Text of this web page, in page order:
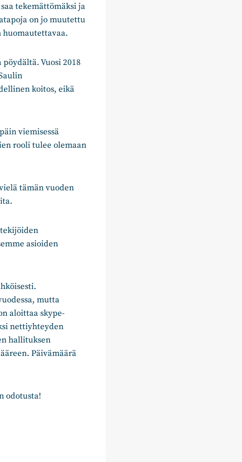
tekemättömäksi ja
on jo muutettu
Vuosi 2018
koitos, eikä
viemisessä
rooli tulee olemaan
tämän vuoden
asioiden
mutta
aloittaa skype-
nettiyhteyden
hallituksen
Päivämäärä
odotusta!